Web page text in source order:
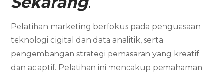
Pelatihan marketing berfokus pada penguasaan
teknologi digital dan data analitik, serta
pengembangan strategi pemasaran yang kreatif
dan adaptif. Pelatihan ini mencakup pemahaman